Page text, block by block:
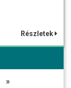
Részletek
»